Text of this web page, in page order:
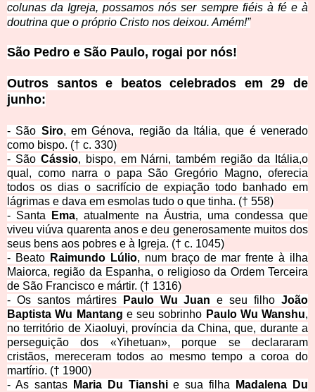
colunas da Igreja, possamos nós ser sempre fiéis à fé e à
doutrina que o próprio Cristo nos deixou. Amém!”
São Pedro e São Paulo, rogai por nós!
Outros santos e beatos celebrados em 29 de
junho:
- São Siro, em Génova, região da Itália, que é venerado
como bispo. († c. 330)
- São Cássio, bispo, em Nárni, também região da Itália,o
qual, como narra o papa São Gregório Magno, oferecia
todos os dias o sacrifício de expiação todo banhado em
lágrimas e dava em esmolas tudo o que tinha. († 558)
- Santa
Ema, atualmente na Áustria, uma condessa que
viveu viúva quarenta anos e deu generosamente muitos dos
seus bens aos pobres e à Igreja. († c. 1045)
- Beato RaimundoLúlio, num braço de mar frente à ilha
Maiorca, região da Espanha, o religioso da Ordem Terceira
de São Francisco e mártir. († 1316)
- Os santos mártires
Paulo Wu Juan e seu filho João
Baptista Wu Mantang e seu sobrinho Paulo Wu Wanshu,
no território de Xiaoluyi, província da China, que, durante a
perseguição dos «Yihetuan», porque se declararam
cristãos, mereceram todos ao mesmo tempo a coroa do
martírio. († 1900)
- As santas
Maria Du Tianshi e sua filha
Madalena Du